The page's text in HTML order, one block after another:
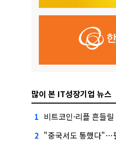
많이 본 IT성장기업 뉴스
1 비트코인·리플 흔들
2 "중국서도 통했다"…펄어비